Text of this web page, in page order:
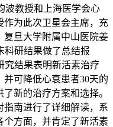
波教授和上海医学会心
作为此次卫星会主席，充
复旦大学附属中山医院姜
科研结果做了总结报
究结果表明新活素治疗
可降低心衰患者30天的
新的治疗方案和选择。
指南进行了详细解读，系
个方面，并肯定了新活素